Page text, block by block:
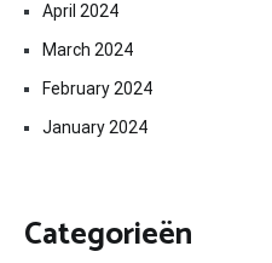
April 2024
March 2024
February 2024
January 2024
Categorieën